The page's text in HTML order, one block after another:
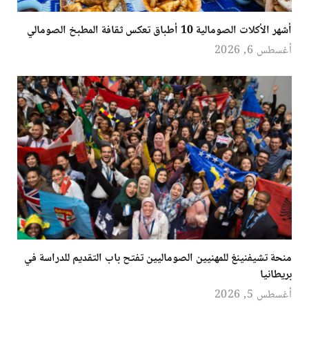
أشهر الأكلات الصومالية 10 أطباق تعكس ثقافة المطبخ الصومالي
أغسطس 6, 2026
منحة تشيفنينغ للمهنيين الصوماليين تفتح باب التقديم للدراسة في
بريطانيا
أغسطس 5, 2026